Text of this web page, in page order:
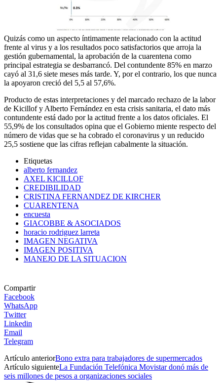
Quizás como un aspecto íntimamente relacionado con la actitud
frente al virus y a los resultados poco satisfactorios que arroja la
gestión gubernamental, la aprobación de la cuarentena como
principal estrategia se desbarrancó. Del contundente 85% en marzo
cayó al 31,6 siete meses más tarde. Y, por el contrario, los que nunca
la apoyaron creció del 5,5 al 57,6%.
Producto de estas interpretaciones y del marcado rechazo de la labor
de Kicillof y Alberto Fernández en esta crisis sanitaria, el dato más
contundente está dado por la actitud frente a los datos oficiales. El
55,9% de los consultados opina que el Gobierno miente respecto del
número de vidas que se ha cobrado el coronavirus y un reducido
25,5 sostiene que las cifras reflejan cabalmente la situación.
Etiquetas
alberto fernandez
AXEL KICILLOF
CREDIBILIDAD
CRISTINA FERNANDEZ DE KIRCHER
CUARENTENA
encuesta
GIACOBBE & ASOCIADOS
horacio rodriguez larreta
IMAGEN NEGATIVA
IMAGEN POSITIVA
MANEJO DE LA SITUACION
Compartir
Facebook
WhatsApp
Twitter
Linkedin
Email
Telegram
Artículo anteriorBono extra para trabajadores de supermercados
Artículo siguienteLa Fundación Telefónica Movistar donó más de
seis millones de pesos a organizaciones sociales